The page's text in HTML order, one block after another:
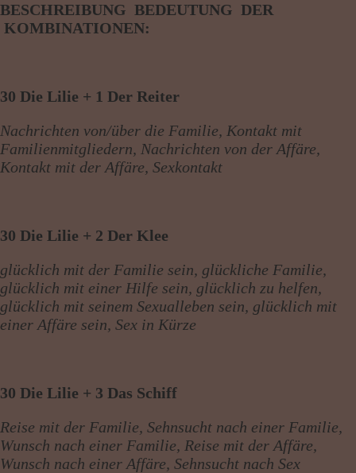
BESCHREIBUNG BEDEUTUNG DER
KOMBINATIONEN:
30 Die Lilie + 1 Der Reiter
Nachrichten von/über die Familie, Kontakt mit
Familienmitgliedern, Nachrichten von der Affäre,
Kontakt mit der Affäre, Sexkontakt
30 Die Lilie + 2 Der Klee
glücklich mit der Familie sein, glückliche Familie,
glücklich mit einer Hilfe sein, glücklich zu helfen,
glücklich mit seinem Sexualleben sein, glücklich mit
einer Affäre sein, Sex in Kürze
30 Die Lilie + 3 Das Schiff
Reise mit der Familie, Sehnsucht nach einer Familie,
Wunsch nach einer Familie, Reise mit der Affäre,
Wunsch nach einer Affäre, Sehnsucht nach Sex